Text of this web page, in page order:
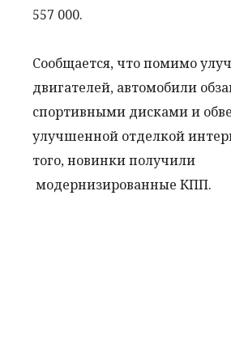
557 000.
Сообщается, что помимо
двигателей, автомобили
спортивными дисками и
улучшенной отделкой
того, новинки получили
модернизированные КПП.